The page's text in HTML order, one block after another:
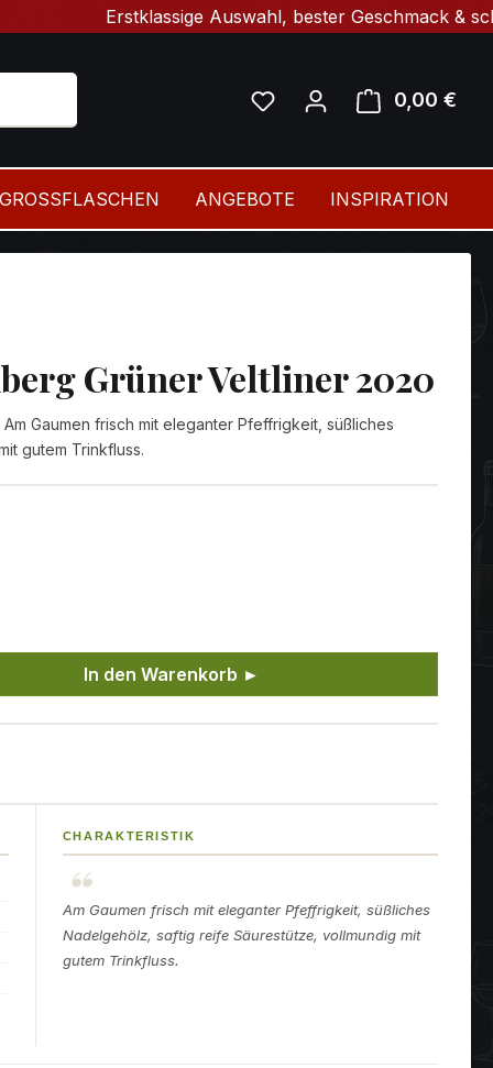
Erstklassige Auswahl, bester Geschmack &
0,00 €
GROSSFLASCHEN ANGEBOTE INSPIRATION
Grüner Veltliner 2020
Gaumen frisch mit eleganter Pfeffrigkeit, süßliches
gutem Trinkfluss.
Wert ein oder benutze die
In den Warenkorb ►
CHARAKTERISTIK
Am Gaumen frisch mit eleganter Pfeffrigkeit, süßliches
Nadelgehölz, saftig reife Säurestütze, vollmundig mit
gutem Trinkfluss.